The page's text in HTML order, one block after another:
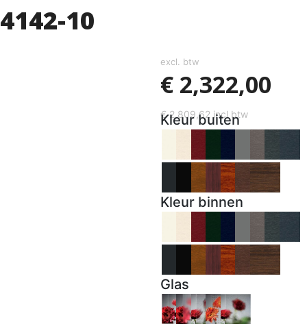
4142-10
excl. btw
€ 2,322,00
€2,809,62 incl btw
Kleur buiten
Kleur binnen
Glas